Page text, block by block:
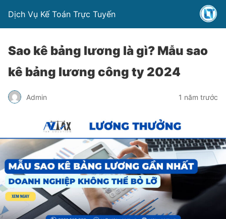
Dịch Vụ Kế Toán Trực Tuyến
Sao kê bảng lương là gì? Mẫu sao
kê bảng lương công ty 2024
Admin 1 năm trước